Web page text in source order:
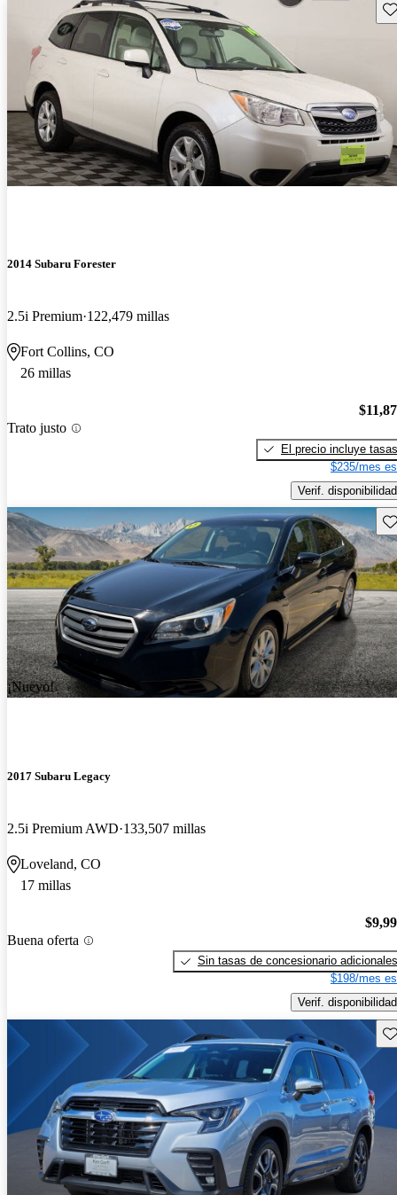
2014 Subaru Forester
2.5i Premium 122,479 millas
Fort Collins, CO
26 millas
Trato justo
El precio incluye tasas
$235/mes
Verif. disponibilidad
¡Nuevo!
2017 Subaru Legacy
2.5i Premium AWD 133,507 millas
Loveland, CO
17 millas
Buena oferta
Sin tasas de concesionario adicionales
$198/mes
Verif. disponibilidad